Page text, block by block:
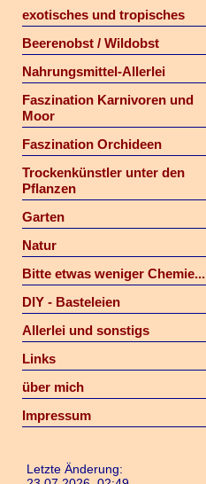
exotisches und tropisches
Beerenobst / Wildobst
Nahrungsmittel-Allerlei
Faszination Karnivoren und
Moor
Faszination Orchideen
Trockenkünstler unter den
Pflanzen
Garten
Natur
Bitte etwas weniger Chemie...
DIY - Basteleien
Allerlei und sonstigs
Links
über mich
Impressum
Letzte Änderung: